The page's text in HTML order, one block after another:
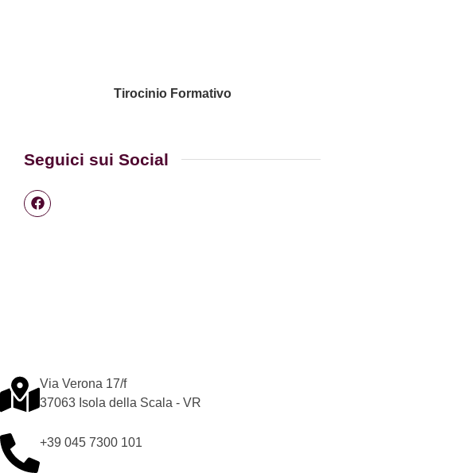
Tirocinio Formativo
Seguici sui Social
Via Verona 17/f
37063 Isola della Scala - VR
+39 045 7300 101